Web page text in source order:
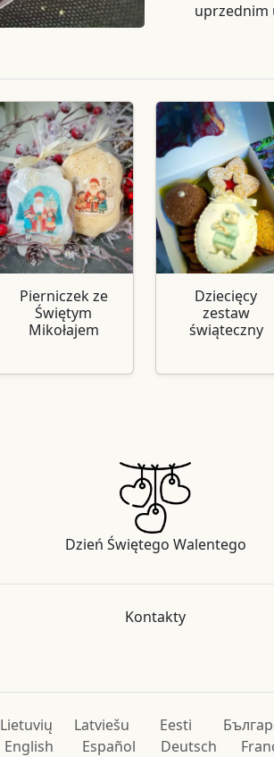
uprzednim
Pierniczek ze
Świętym
Mikołajem
Dziecięcy
zestaw
świąteczny
Dzień Świętego Walentego
Kontakty
Lietuvių Latviešu Eesti
English Español Deutsch